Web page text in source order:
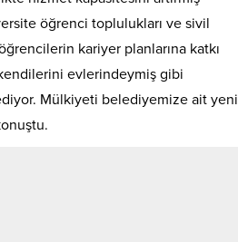
öğrenci toplulukları ve sivil
kariyer planlarına katkı
evlerindeymiş gibi
Mülkiyeti belediyemize ait yeni